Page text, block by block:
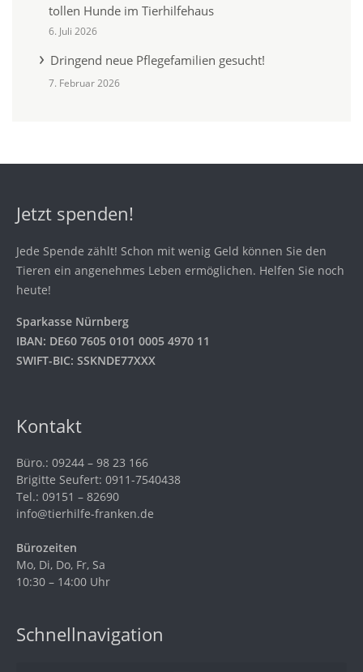
tollen Hunde im Tierhilfehaus
6. Juli 2026
Dringend neue Pflegefamilien gesucht!
7. Februar 2026
Jetzt spenden!
Jede Spende zählt! Schon mit wenig Geld können Sie den
Tieren ein angenehmes Leben ermöglichen. Helfen Sie noch
heute!
Sparkasse Nürnberg
IBAN: DE60 7605 0101 0005 4970 11
SWIFT-BIC: SSKNDE77XXX
Kontakt
Büro.: 09244 – 98 23 166
Brigitte Seufert: 0911-7540438
Tel.: 09151 – 82690
info@tierhilfe-franken.de
Bürozeiten
Mo, Di, Do, Fr, Sa
10:30 – 14:00 Uhr
Schnellnavigation